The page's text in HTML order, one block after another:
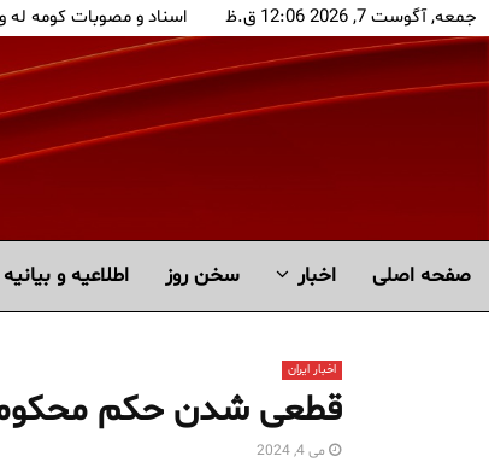
جمعه, آگوست 7, 2026 12:06 ق.ظ اسناد و مصوبات کومه
صفحه اصلی اخبار سخن روز اطلاعیه و
اخبار ایران
قطعی شدن حکم
می 4, 2024